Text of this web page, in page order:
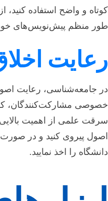
کوتاه و واضح استفاده کنید،
طور منظم پیش‌نویس‌های خود
رعایت
در جامعه‌شناسی، رعایت
خصوصی مشارکت‌کنندگان،
سرقت علمی از اهمیت
اصول پیروی کنید و در صورت
دانشگاه را اخذ نمایید.